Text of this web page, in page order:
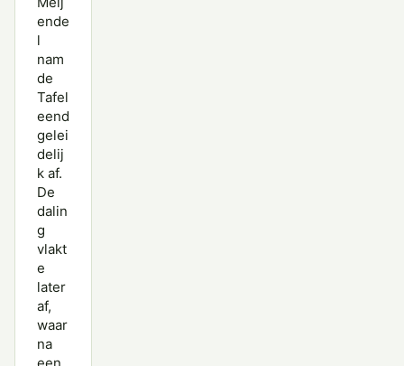
ende
l
nam
de
Tafel
eend
gelei
delij
k af.
De
dalin
g
vlakt
e
later
af,
waar
na